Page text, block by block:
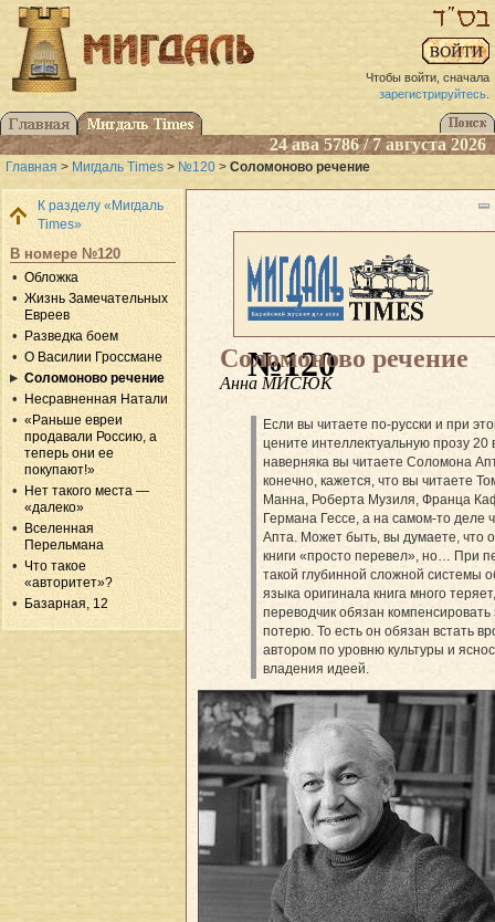
Чтобы войти, сначала
зарегистрируйтесь.
24 ава 5786 / 7 августа 2026
Главная > Мигдаль Times > №120 > Соломоново речение
К разделу «Мигдаль
Times»
В номере №120
Обложка
Жизнь Замечательных
Евреев
Разведка боем
О Василии Гроссмане
Соломоново речение
Несравненная Натали
«Раньше евреи
продавали Россию, а
теперь они ее
покупают!»
Нет такого места —
«далеко»
Вселенная
Перельмана
Что такое
«авторитет»?
Базарная, 12
№120
Соломоново речение
Анна МИСЮК
Если вы читаете по-русски и при
цените интеллектуальную прозу 20
наверняка вы читаете Соломона
конечно, кажется, что вы читаете
Манна, Роберта Музиля, Франца
Германа Гессе, а на самом-то деле
Апта. Может быть, вы думаете, что
книги «просто перевел», но… При
такой глубинной сложной системы
языка оригинала книга много
переводчик обязан компенсировать
потерю. То есть он обязан встать
автором по уровню культуры и
владения идеей.